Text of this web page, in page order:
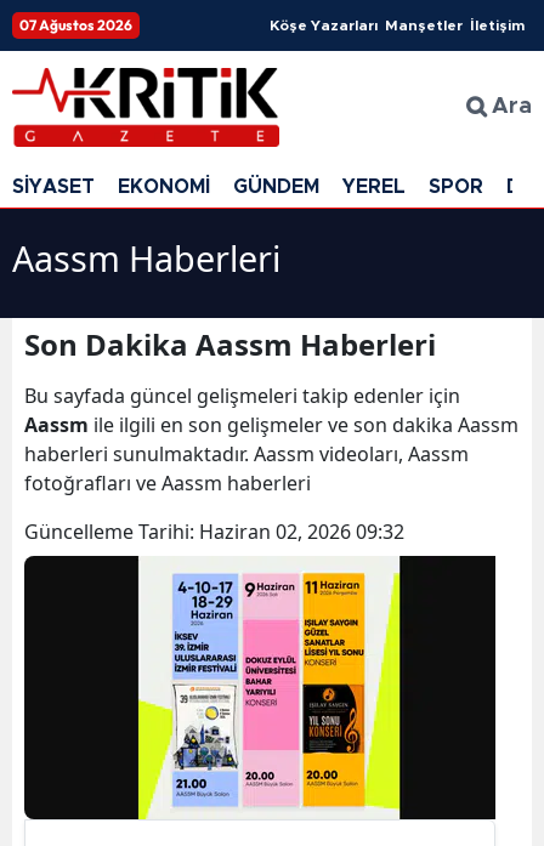
07 Ağustos 2026 Köşe Yazarları Manşetler İletişim
Ara
SİYASET EKONOMİ GÜNDEM YEREL SPOR
Aassm Haberleri
Son Dakika Aassm Haberleri
Bu sayfada güncel gelişmeleri takip edenler için
Aassm ile ilgili en son gelişmeler ve son dakika Aassm
haberleri sunulmaktadır. Aassm videoları, Aassm
fotoğrafları ve Aassm haberleri
Güncelleme Tarihi: Haziran 02, 2026 09:32